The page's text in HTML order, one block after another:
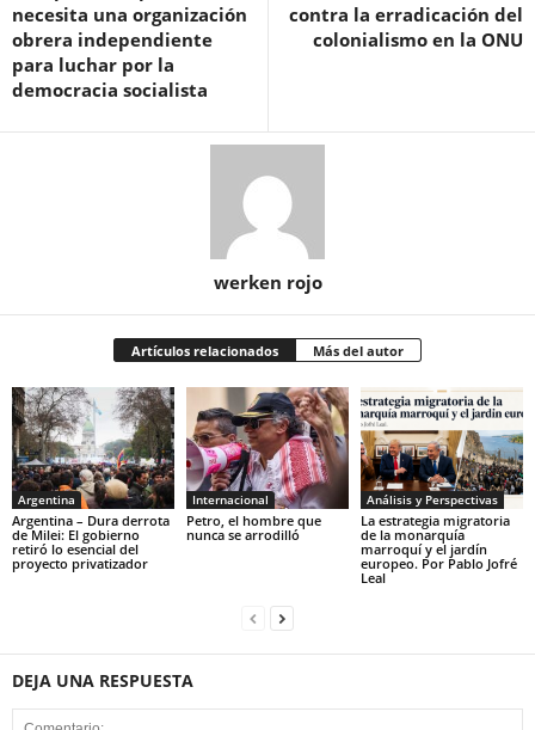
necesita una organización
obrera independiente
para luchar por la
democracia socialista
contra la erradicación del
colonialismo en la ONU
werken rojo
Artículos relacionados Más del autor
Argentina
Argentina – Dura derrota
de Milei: El gobierno
retiró lo esencial del
proyecto privatizador
Internacional
Petro, el hombre que
nunca se arrodilló
Análisis y Perspectivas
La estrategia migratoria
de la monarquía
marroquí y el jardín
europeo. Por Pablo Jofré
Leal
DEJA UNA RESPUESTA